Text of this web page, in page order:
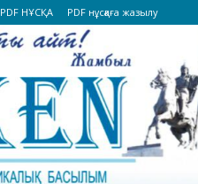
PDF НҰСҚА PDF нұсқаға жазылу